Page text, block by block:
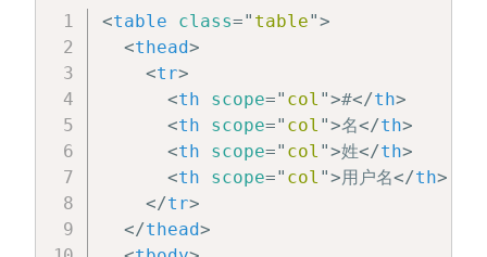
<table class=" table">
<thead>
<tr>
<th scope=" col ">#</th>
<th scope=" col ">名</th>
<th scope=" col ">姓</th>
<th scope=" col ">用户名</th>
</tr>
</thead>